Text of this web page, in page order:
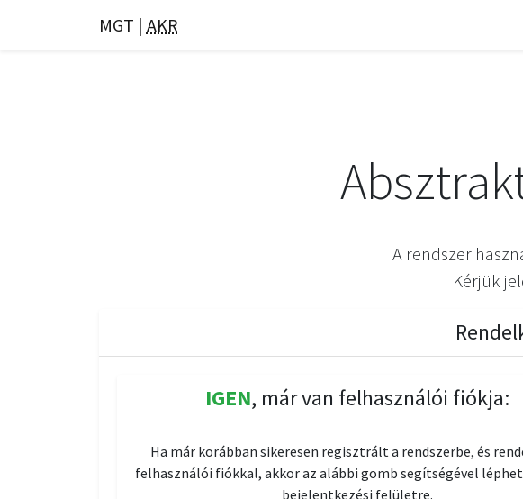
MGT | AKR
A rendszer
Kérjük
IGEN, már van felhasználói fiókja:
Ha már korábban sikeresen regisztrált a rendszerbe, és
felhasználói fiókkal, akkor az alábbi gomb segítségével
bejelentkezési felületre.